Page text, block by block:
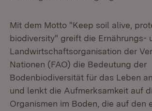
Mit dem Motto "Keep soil alive,
biodiversity" greift die Ernährungs-
Landwirtschaftsorganisation der
Nationen (FAO) die Bedeutung der
Bodenbiodiversität für das Leben
und lenkt die Aufmerksamkeit auf
Organismen im Boden, die auf den